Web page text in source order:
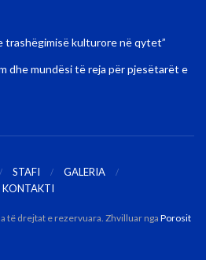
trashëgimisë kulturore në qytet”
dhe mundësi të reja për pjesëtarët e
STAFI
GALERIA
KONTAKTI
të drejtat e rezervuara. Zhvilluar nga Porosit